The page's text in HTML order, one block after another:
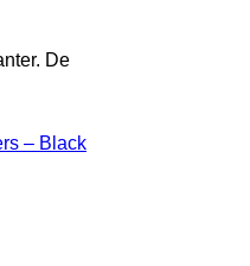
De
– Black